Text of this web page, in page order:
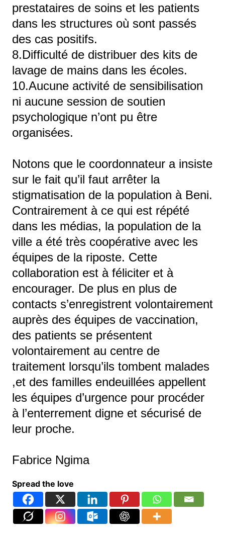
prestataires de soins et les patients
dans les structures où sont passés
des cas positifs.
8.Difficulté de distribuer des kits de
lavage de mains dans les écoles.
10.Aucune activité de sensibilisation
ni aucune session de soutien
psychologique n’ont pu être
organisées.
Notons que le coordonnateur a insiste
sur le fait qu’il faut arrêter la
stigmatisation de la population à Beni.
Contrairement à ce qui est répété
dans les médias, la population de la
ville a été très coopérative avec les
équipes de la riposte. Cette
collaboration est à féliciter et à
encourager. De plus en plus de
contacts s’enregistrent volontairement
auprès des équipes de vaccination,
des patients se présentent
volontairement au centre de
traitement lorsqu’ils tombent malades
,et des familles endeuillées appellent
les équipes d’urgence pour procéder
à l’enterrement digne et sécurisé de
leur proche.
Fabrice Ngima
Spread the love